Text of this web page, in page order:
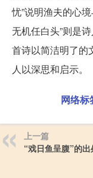
忧”说明渔夫的心
无机任白头”则是
首诗以简洁明了的
人以深思和启示。
网络标
上一篇
“戏日鱼呈腹”的